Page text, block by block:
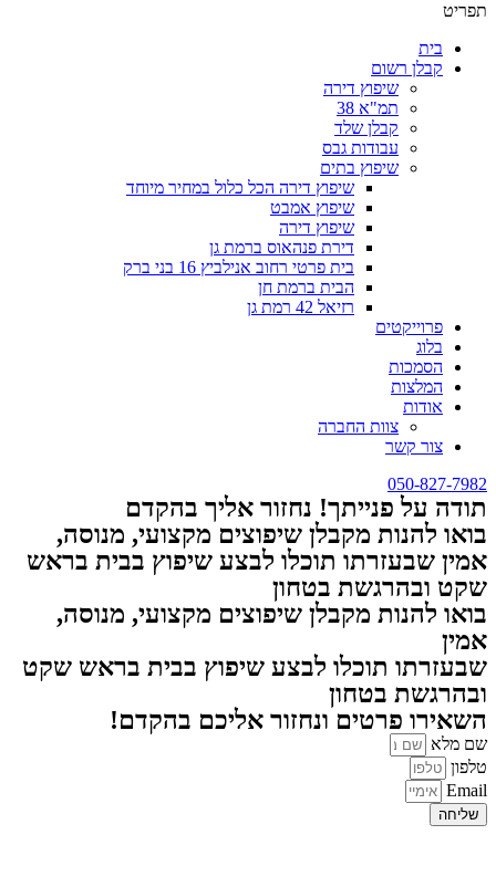
תפריט
בית
קבלן רשום
שיפוץ דירה
תמ"א 38
קבלן שלד
עבודות גבס
שיפוץ בתים
שיפוץ דירה הכל כלול במחיר מיוחד
שיפוץ אמבט
שיפוץ דירה
דירת פנהאוס ברמת גן
בית פרטי רחוב אנילביץ 16 בני ברק
הבית ברמת חן
רזיאל 42 רמת גן
פרוייקטים
בלוג
הסמכות
המלצות
אודות
צוות החברה
צור קשר
050-827-7982
תודה על פנייתך! נחזור אליך בהקדם
בואו להנות מקבלן שיפוצים מקצועי, מנוסה,
אמין שבעזרתו תוכלו לבצע שיפוץ בבית בראש
שקט ובהרגשת בטחון
בואו להנות מקבלן שיפוצים מקצועי, מנוסה,
אמין
שבעזרתו תוכלו לבצע שיפוץ בבית בראש שקט
ובהרגשת בטחון
השאירו פרטים ונחזור אליכם בהקדם!
שם מלא
טלפון
Email
שליחה